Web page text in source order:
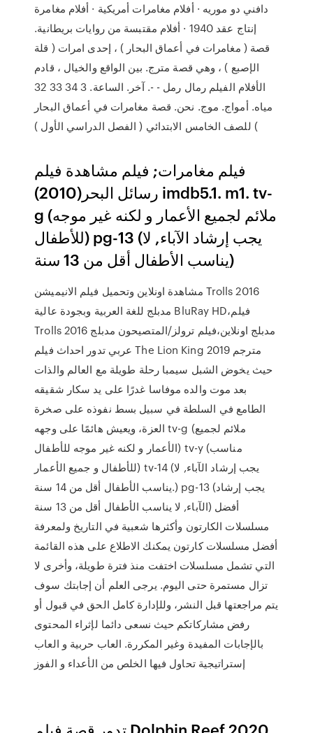
دافني دو موريه · أفلام مغامرات أمريكية · أفلام مغامرة
إنتاج عقد 1940 · أفلام مقتبسة من روايات بريطانية.
قصة ( مغامرات في أعماق البحار ) ، إحدی امرات ( قلة
الإصبع ) ، وهي قصة مترج. بين الواقع والخيال ، قادم
الأفلام الفيلم رمال رمل - -. آخر. الساعة. 3 34 33 32
مياه. أمواج. موج. نحن. قصة مغامرات في أعماق البحار
) للصف الخامس الابتدائي ( الفصل الدراسي الأول )
فيلم مغامرات; فيلم مشاهدة فيلم
رسائل البحر(2010) imdb5.1. m1. tv-
g (ملائم لجميع الأعمار و لكنه غير موجه
للأطفال) pg-13 (يجب إرشاد الآباء, لا
يناسب الأطفال أقل من 13 سنة)
مشاهدة اونلاين وتحميل فيلم الانيميشن Trolls 2016
مدبلج للغة العربية وبجودة عالية BluRay HD،فيلم
Trolls 2016 مدبلج اونلاين،فيلم ترولز/المتصيحون مدبلج
عربي تدور احداث فيلم The Lion King 2019 مترجم
حيث يخوض الشبل سيمبا رحلة طويلة مع العالم والذات
بعد موت والده موفاسا غدرًا على يد سكار شقيقه
الطامع في السلطة في سبيل بسط نفوذه على صخرة
العزة، ويعيش هائمًا على وجهه tv-g (ملائم لجميع
الأعمار و لكنه غير موجه للأطفال) tv-y (مناسب
للأطفال و جميع الأعمار) tv-14 (يجب إرشاد الآباء, لا
يناسب الأطفال أقل من 14 سنة.) pg-13 (يجب إرشاد
الآباء, لا يناسب الأطفال أقل من 13 سنة) أفضل
مسلسلات الكارتون وأكثرها شعبية في التاريخ ولمعرفة
أفضل مسلسلات كارتون يمكنك الاطلاع على هذه القائمة
التي تشمل مسلسلات اختفت منذ فترة طويلة، وأخرى لا
تزال مستمرة حتى اليوم. يرجى العلم أن إجابتك سوف
يتم مراجعتها قبل النشر، وللإدارة كامل الحق في قبول أو
رفض مشاركاتكم حيث نسعى دائما لإثراء المحتوى
بالإجابات المفيدة وغير المكررة. العاب حربية و العاب
إستراتيجية تحاول فيها الخلص من الأعداء و الفوز